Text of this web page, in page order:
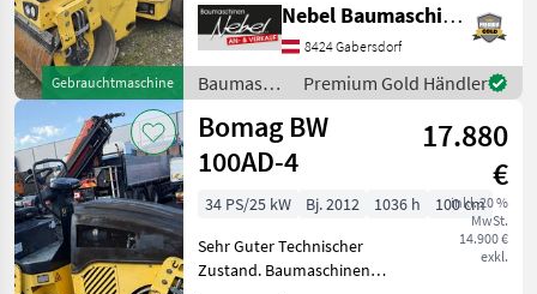
Gebrauchtmaschine
Nebel Baumaschinen
8424 Gabersdorf
Baumaschinen
/ Bomag
Premium Gold Händler
Bomag BW
100AD-4
17.880
€
inkl. 20 %
MwSt.
14.900 €
exkl.
34 PS/25 kW Bj. 2012 1036 h
100 cm
Sehr Guter Technischer
Zustand. Baumaschinen